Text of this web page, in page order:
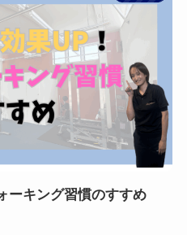
ーキング習慣のすすめ